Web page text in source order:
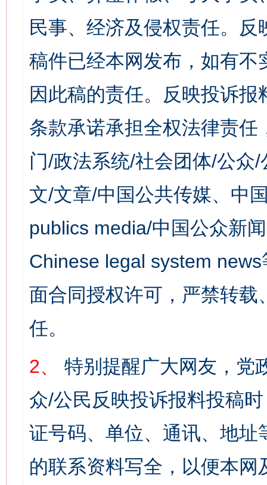
民事、经济及侵权责任。
稿件已经本网发布，如有
因此稿的责任。反映投诉
条款承诺承担全权法律责
门/政法系统/社会团体/公众
文/文章/中国公共传媒、中
publics media/中国公众新
Chinese legal system
面合同授权许可，严禁转
任。
2、
特别提醒广大网友，党
众/公民反映投诉报料投稿
证号码、单位、通讯、地
的联系资料写全，以便本